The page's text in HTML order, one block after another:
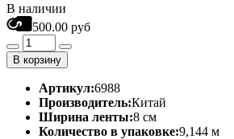
В наличии
500.00 руб
В корзину
Артикул:6988
Производитель:Китай
Ширина ленты:8 см
Количество в упаковке:9,144 м